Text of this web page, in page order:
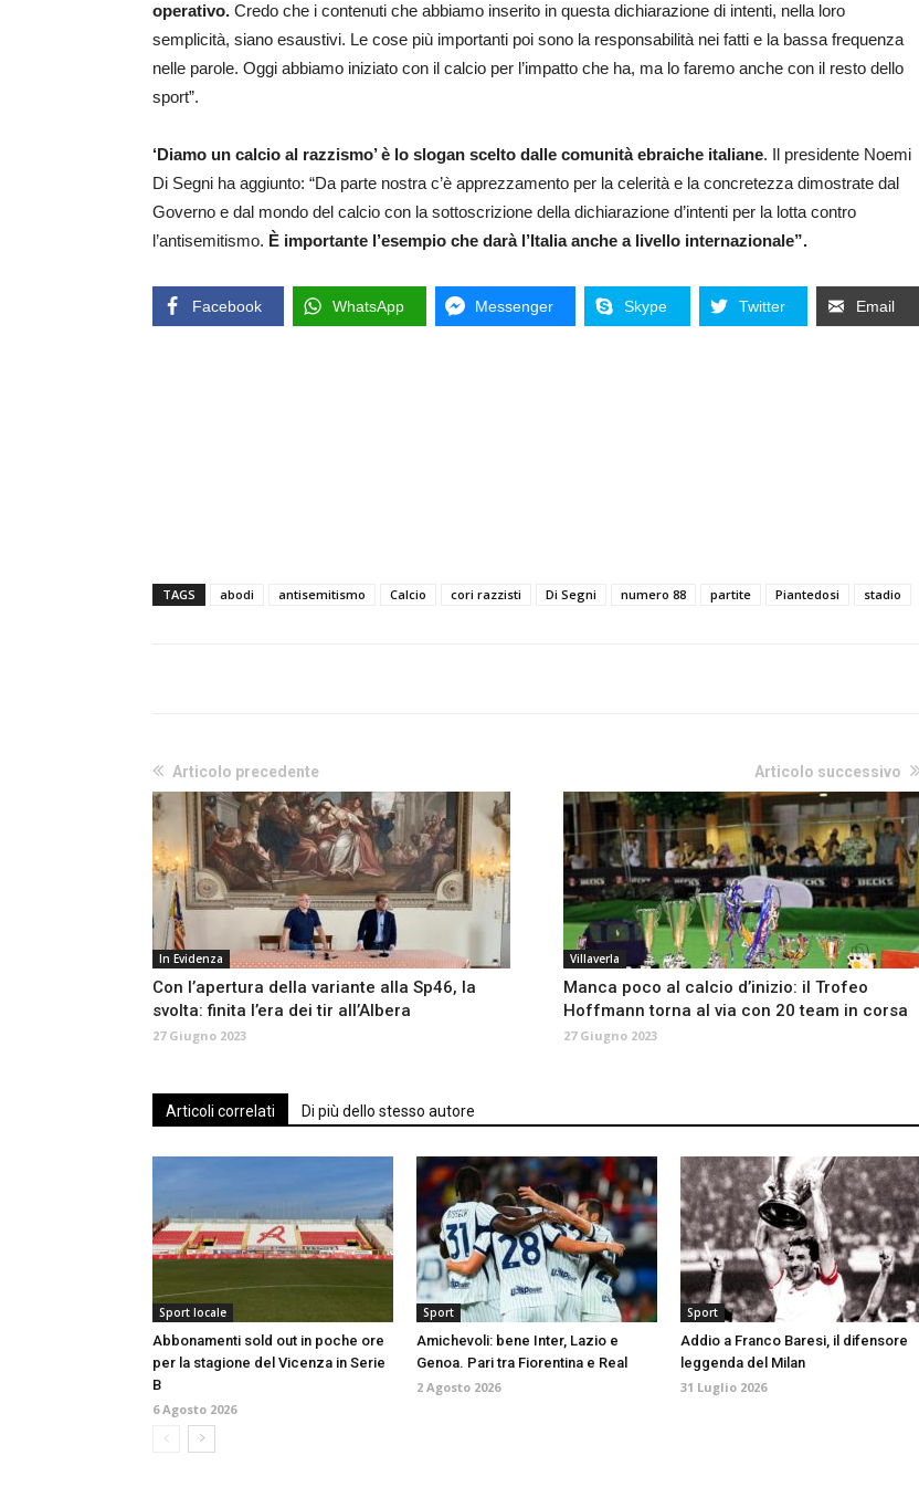
operativo. Credo che i contenuti che abbiamo inserito in questa dichiarazione di intenti, nella loro
semplicità, siano esaustivi. Le cose più importanti poi sono la responsabilità nei fatti e la bassa frequenza
nelle parole. Oggi abbiamo iniziato con il calcio per l’impatto che ha, ma lo faremo anche con il resto dello
sport”.
‘Diamo un calcio al razzismo’ è lo slogan scelto dalle comunità ebraiche italiane. Il presidente Noemi
Di Segni ha aggiunto: “Da parte nostra c’è apprezzamento per la celerità e la concretezza dimostrate dal
Governo e dal mondo del calcio con la sottoscrizione della dichiarazione d’intenti per la lotta contro
l’antisemitismo. È importante l’esempio che darà l’Italia anche a livello internazionale”.
Facebook WhatsApp Messenger Skype Twitter Email
TAGS abodi antisemitismo Calcio cori razzisti Di Segni numero 88 partite Piantedosi stadio
Articolo precedente
In Evidenza
Con l’apertura della variante alla Sp46, la
svolta: finita l’era dei tir all’Albera
27 Giugno 2023
Articolo successivo
Villaverla
Manca poco al calcio d’inizio: il Trofeo
Hoffmann torna al via con 20 team in corsa
27 Giugno 2023
Articoli correlati Di più dello stesso autore
Sport locale
Abbonamenti sold out in poche ore
per la stagione del Vicenza in Serie
B
6 Agosto 2026
Sport
Amichevoli: bene Inter, Lazio e
Genoa. Pari tra Fiorentina e Real
2 Agosto 2026
Sport
Addio a Franco Baresi, il difensore
leggenda del Milan
31 Luglio 2026